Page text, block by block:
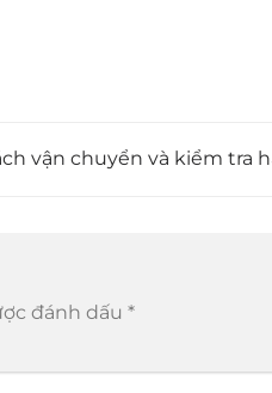
vận chuyển và kiểm tra
đánh dấu *